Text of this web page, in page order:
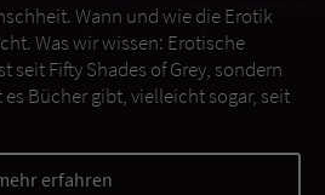
Wann und wie die Erotik
Was wir wissen: Erotische
seit Fifty Shades of Grey, sondern
Bücher gibt, vielleicht sogar, seit
erfahren